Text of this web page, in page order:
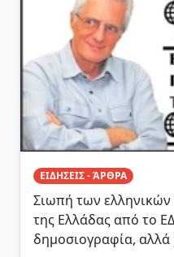
ΕΙΔΗΣΕΙΣ - ΆΡΘΡΑ
Σιωπή των
της Ελλάδας από το
δημοσιογραφία, αλλά